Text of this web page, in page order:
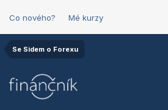
Co nového? Mé kurzy
Se Sidem o Forexu